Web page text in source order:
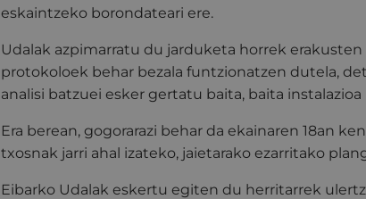
eskaintzeko borondateari ere.
Udalak azpimarratu du jarduketa horrek
protokoloek behar bezala funtzionatzen dutela,
analisi batzuei esker gertatu baita, baita
Era berean, gogorarazi behar da ekainaren 18an
txosnak jarri ahal izateko, jaietarako ezarritako
Eibarko Udalak eskertu egiten du herritarrek